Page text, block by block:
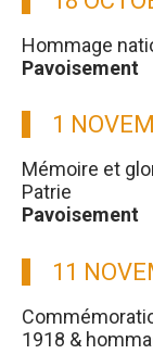
Hommage
Pavoisement
1
Mémoire et
Patrie
Pavoisement
11
1918 &